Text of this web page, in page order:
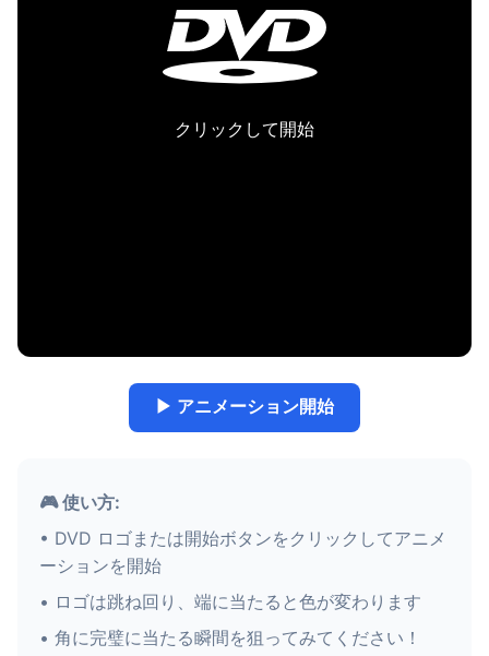
クリックして開始
▶ アニメーション開始
🎮 使い方:
• DVD ロゴまたは開始ボタンをクリックしてアニメ
ーションを開始
• ロゴは跳ね回り、端に当たると色が変わります
• 角に完璧に当たる瞬間を狙ってみてください！